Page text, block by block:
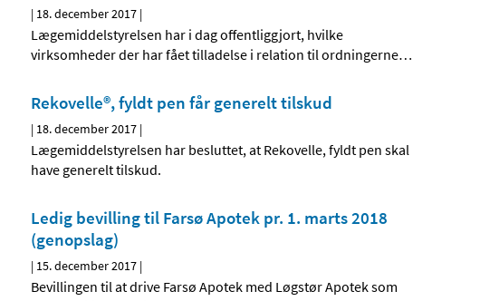
| 18. december 2017 |
Lægemiddelstyrelsen har i dag offentliggjort, hvilke
virksomheder der har fået tilladelse i relation til ordningerne…
Rekovelle®, fyldt pen får generelt tilskud
| 18. december 2017 |
Lægemiddelstyrelsen har besluttet, at Rekovelle, fyldt pen skal
have generelt tilskud.
Ledig bevilling til Farsø Apotek pr. 1. marts 2018
(genopslag)
| 15. december 2017 |
Bevillingen til at drive Farsø Apotek med Løgstør Apotek som